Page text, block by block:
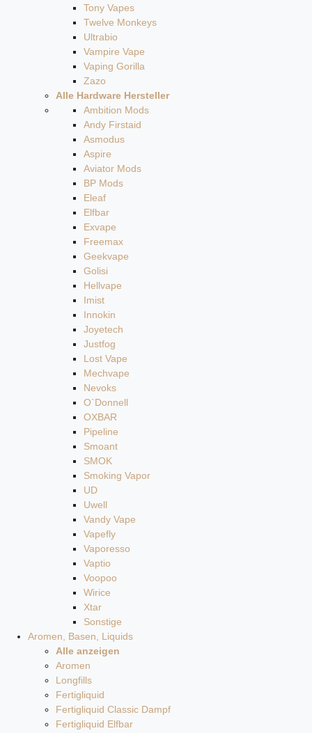
Tony Vapes
Twelve Monkeys
Ultrabio
Vampire Vape
Vaping Gorilla
Zazo
Alle Hardware Hersteller
Ambition Mods
Andy Firstaid
Asmodus
Aspire
Aviator Mods
BP Mods
Eleaf
Elfbar
Exvape
Freemax
Geekvape
Golisi
Hellvape
Imist
Innokin
Joyetech
Justfog
Lost Vape
Mechvape
Nevoks
O`Donnell
OXBAR
Pipeline
Smoant
SMOK
Smoking Vapor
UD
Uwell
Vandy Vape
Vapefly
Vaporesso
Vaptio
Voopoo
Wirice
Xtar
Sonstige
Aromen, Basen, Liquids
Alle anzeigen
Aromen
Longfills
Fertigliquid
Fertigliquid Classic Dampf
Fertigliquid Elfbar